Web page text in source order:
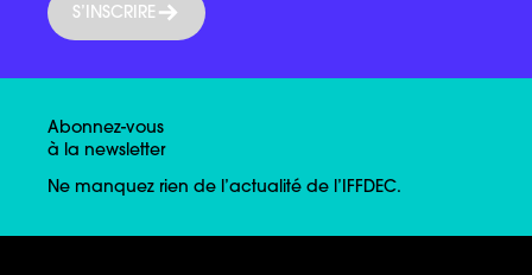
S’INSCRIRE
Abonnez-vous
à la newsletter
Ne manquez rien de l’actualité de l’IFFDEC.